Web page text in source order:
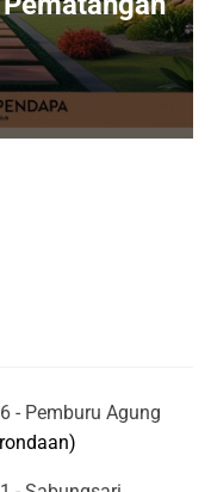
- Pemburu Agung